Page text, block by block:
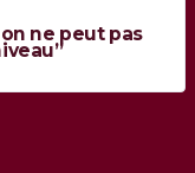
ne peut pas